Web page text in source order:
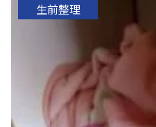
生前整理